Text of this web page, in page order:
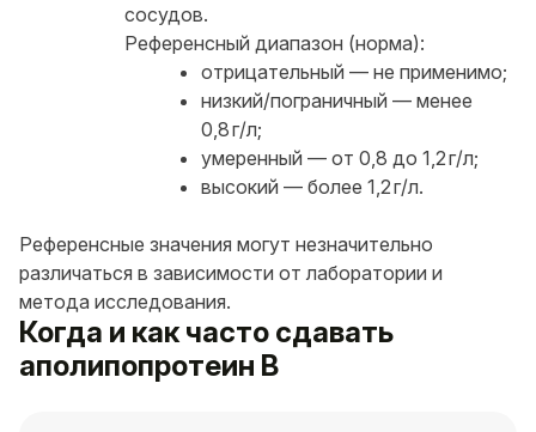
сосудов.
Референсный диапазон (норма):
отрицательный — не применимо;
низкий/пограничный — менее
0,8 г/л;
умеренный — от 0,8 до 1,2 г/л;
высокий — более 1,2 г/л.
Референсные значения могут незначительно
различаться в зависимости от лаборатории и
метода исследования.
Когда и как часто сдавать
аполипопротеин В